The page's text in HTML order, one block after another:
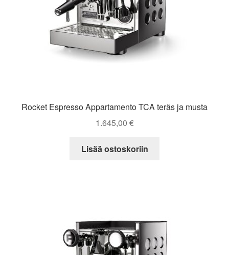
Rocket Espresso Appartamento TCA teräs ja musta
1.645,00 €
Lisää ostoskoriin